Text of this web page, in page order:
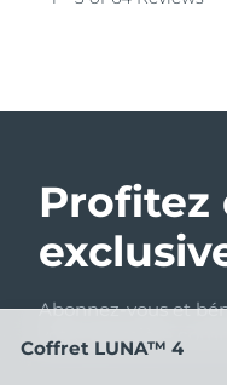
Profitez
Abonnez-vous et
votre première
Coffret LUNA™ 4